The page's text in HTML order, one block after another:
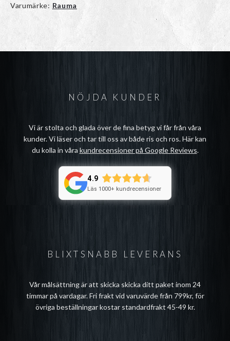
Varumärke: Rauma
BLIXTSNABB LEVERANS
Vår målsättning är att skicka skicka ditt paket inom 24
timmar på vardagar. Fri frakt vid varuvärde från 799kr, för
övriga beställningar kostar standardfrakt 45-49 kr.
NÖJDA KUNDER
Vi är stolta och glada över de fina betyg vi får från våra
kunder. Vi läser och tar till oss av både ris och ros. Här kan
du kolla in våra kundrecensioner på Google Reviews.
4.9
Läs 1000+ kundrecensioner